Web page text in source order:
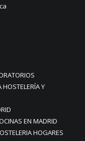
Y
EN MADRID
HOGARES